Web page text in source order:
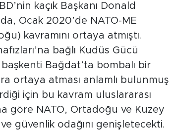
kaçık Başkanı Donald
Ocak 2020’de NATO-ME
kavramını ortaya atmıştı.
bağlı Kudüs Gücü
başkenti Bağdat’ta bombalı bir
ortaya atması anlamlı bulunmuş
için bu kavram uluslararası
göre NATO, Ortadoğu ve Kuzey
güvenlik odağını genişletecekti.